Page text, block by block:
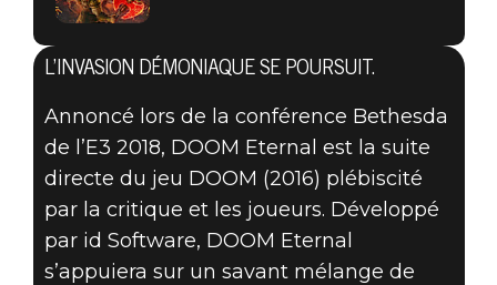
DOOM® Eternal
10 juin 2018
L’INVASION DÉMONIAQUE SE POURSUIT.
Annoncé lors de la conférence Bethesda
de l’E3 2018, DOOM Eternal est la suite
directe du jeu DOOM (2016) plébiscité
par la critique et les joueurs. Développé
par id Software, DOOM Eternal
s’appuiera sur un savant mélange de